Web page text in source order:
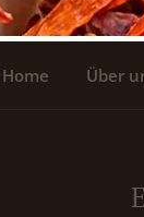
Home Über